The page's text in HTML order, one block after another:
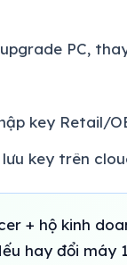
PC,
key Retail/
key trên
+ hộ kinh
hay đổi máy